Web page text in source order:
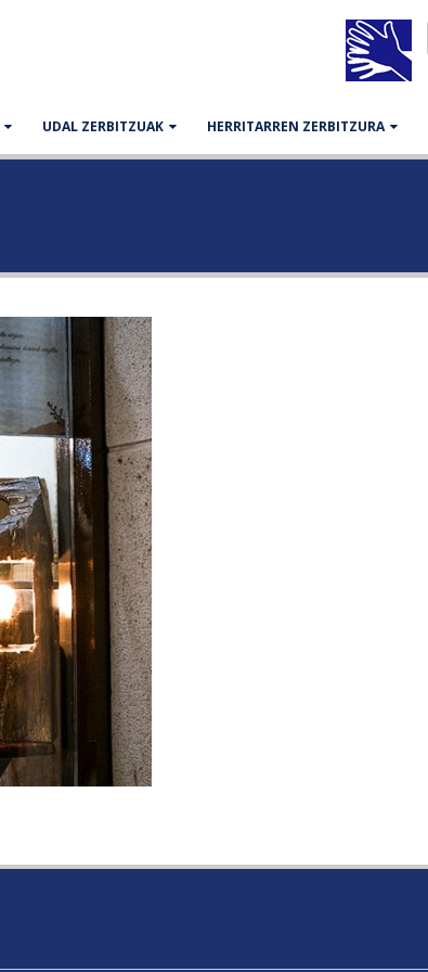
UDAL ZERBITZUAK HERRITARREN ZERBITZURA